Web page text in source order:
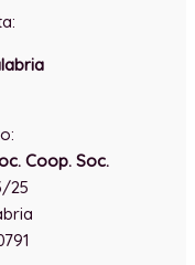
Coop. Soc.
25